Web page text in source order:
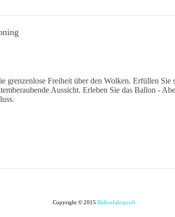
grenzenlose Freiheit über den Wolken. Erfüllen
Aussicht. Erleben Sie das Ballon -
Copyright © 2015 Ballonfahrtprofi